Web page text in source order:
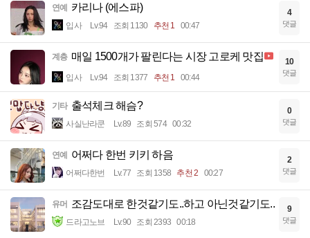
연예 카리나 (에스파)
입사 Lv.94 조회 1130 추천 1 00:47
4
댓글
계층 매일 1500개가 팔린다는 시장 고로케 맛집
입사 Lv.94 조회 1377 추천 1 00:44
10
댓글
기타 출석체크 해슴?
사실난라쿤 Lv.89 조회 574 00:32
0
댓글
연예 어쩌다 한번 키키 하음
어쩌다한번 Lv.77 조회 1358 추천 2 00:27
2
댓글
유머 조감도대로 한것같기도..하고 아닌것같기도..
드라고노브 Lv.90 조회 2393 00:18
9
댓글